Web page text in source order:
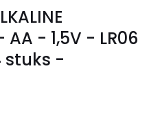
AA - 1,5V - LR06
stuks -